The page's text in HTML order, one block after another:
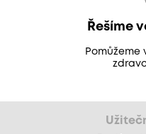
Řešíme
Pomůžeme